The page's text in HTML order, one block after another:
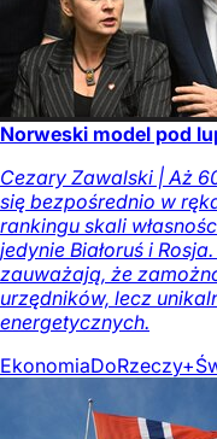
Norweski model pod
Cezary Zawalski | Aż
się bezpośrednio w
rankingu skali
jedynie Białoruś i
zauważają, że
urzędników, lecz
energetycznych.
EkonomiaDoRzeczy+